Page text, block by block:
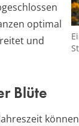
optimal
und
Blüte